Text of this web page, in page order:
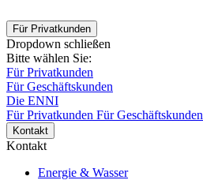
Für Privatkunden
Dropdown schließen
Bitte wählen Sie:
Für Privatkunden
Für Geschäftskunden
Die ENNI
Für Privatkunden Für Geschäftskunden
Kontakt
Kontakt
Energie & Wasser